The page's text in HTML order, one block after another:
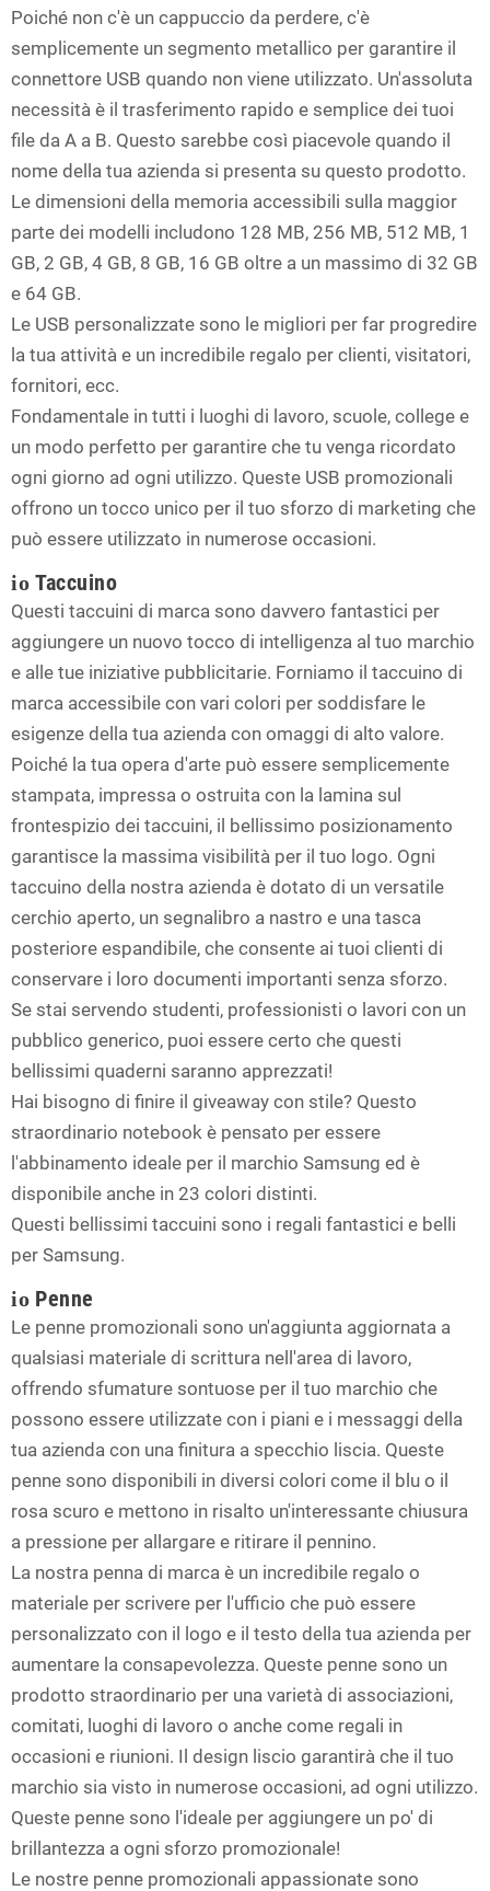
Poiché non c'è un cappuccio da perdere, c'è
semplicemente un segmento metallico per garantire il
connettore USB quando non viene utilizzato. Un'assoluta
necessità è il trasferimento rapido e semplice dei tuoi
file da A a B. Questo sarebbe così piacevole quando il
nome della tua azienda si presenta su questo prodotto.
Le dimensioni della memoria accessibili sulla maggior
parte dei modelli includono 128 MB, 256 MB, 512 MB, 1
GB, 2 GB, 4 GB, 8 GB, 16 GB oltre a un massimo di 32 GB
e 64 GB.
Le USB personalizzate sono le migliori per far progredire
la tua attività e un incredibile regalo per clienti, visitatori,
fornitori, ecc.
Fondamentale in tutti i luoghi di lavoro, scuole, college e
un modo perfetto per garantire che tu venga ricordato
ogni giorno ad ogni utilizzo. Queste USB promozionali
offrono un tocco unico per il tuo sforzo di marketing che
può essere utilizzato in numerose occasioni.
io Taccuino
Questi taccuini di marca sono davvero fantastici per
aggiungere un nuovo tocco di intelligenza al tuo marchio
e alle tue iniziative pubblicitarie. Forniamo il taccuino di
marca accessibile con vari colori per soddisfare le
esigenze della tua azienda con omaggi di alto valore.
Poiché la tua opera d'arte può essere semplicemente
stampata, impressa o ostruita con la lamina sul
frontespizio dei taccuini, il bellissimo posizionamento
garantisce la massima visibilità per il tuo logo. Ogni
taccuino della nostra azienda è dotato di un versatile
cerchio aperto, un segnalibro a nastro e una tasca
posteriore espandibile, che consente ai tuoi clienti di
conservare i loro documenti importanti senza sforzo.
Se stai servendo studenti, professionisti o lavori con un
pubblico generico, puoi essere certo che questi
bellissimi quaderni saranno apprezzati!
Hai bisogno di finire il giveaway con stile? Questo
straordinario notebook è pensato per essere
l'abbinamento ideale per il marchio Samsung ed è
disponibile anche in 23 colori distinti.
Questi bellissimi taccuini sono i regali fantastici e belli
per Samsung.
io Penne
Le penne promozionali sono un'aggiunta aggiornata a
qualsiasi materiale di scrittura nell'area di lavoro,
offrendo sfumature sontuose per il tuo marchio che
possono essere utilizzate con i piani e i messaggi della
tua azienda con una finitura a specchio liscia. Queste
penne sono disponibili in diversi colori come il blu o il
rosa scuro e mettono in risalto un'interessante chiusura
a pressione per allargare e ritirare il pennino.
La nostra penna di marca è un incredibile regalo o
materiale per scrivere per l'ufficio che può essere
personalizzato con il logo e il testo della tua azienda per
aumentare la consapevolezza. Queste penne sono un
prodotto straordinario per una varietà di associazioni,
comitati, luoghi di lavoro o anche come regali in
occasioni e riunioni. Il design liscio garantirà che il tuo
marchio sia visto in numerose occasioni, ad ogni utilizzo.
Queste penne sono l'ideale per aggiungere un po' di
brillantezza a ogni sforzo promozionale!
Le nostre penne promozionali appassionate sono